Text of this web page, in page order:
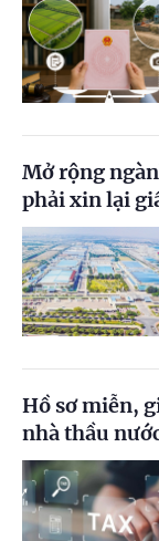
Mở rộng
phải xin lại
Hồ sơ miễn,
nhà thầu